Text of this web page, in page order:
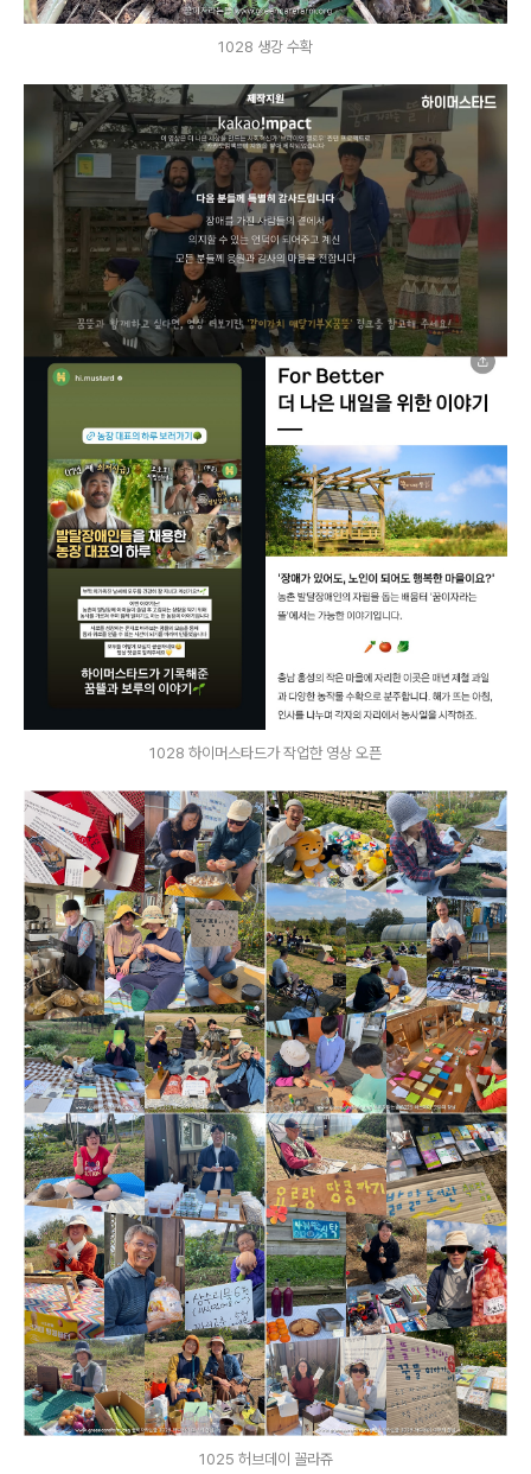
1028 생강 수확
1028 하이머스타드가 작업한 영상 오픈
1025 허브데이 꼴라쥬